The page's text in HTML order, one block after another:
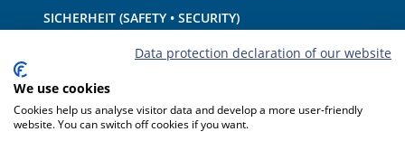
SICHERHEIT (SAFETY • SECURITY)
SCHIFF • AUSRÜSTUNG
UMWELTSCHUTZ • KLIMA
HAFTUNG • FINANZEN
Data protection declaration of our website
We use cookies
Cookies help us analyse visitor data and develop a more user-friendly
website. You can switch off cookies if you want.